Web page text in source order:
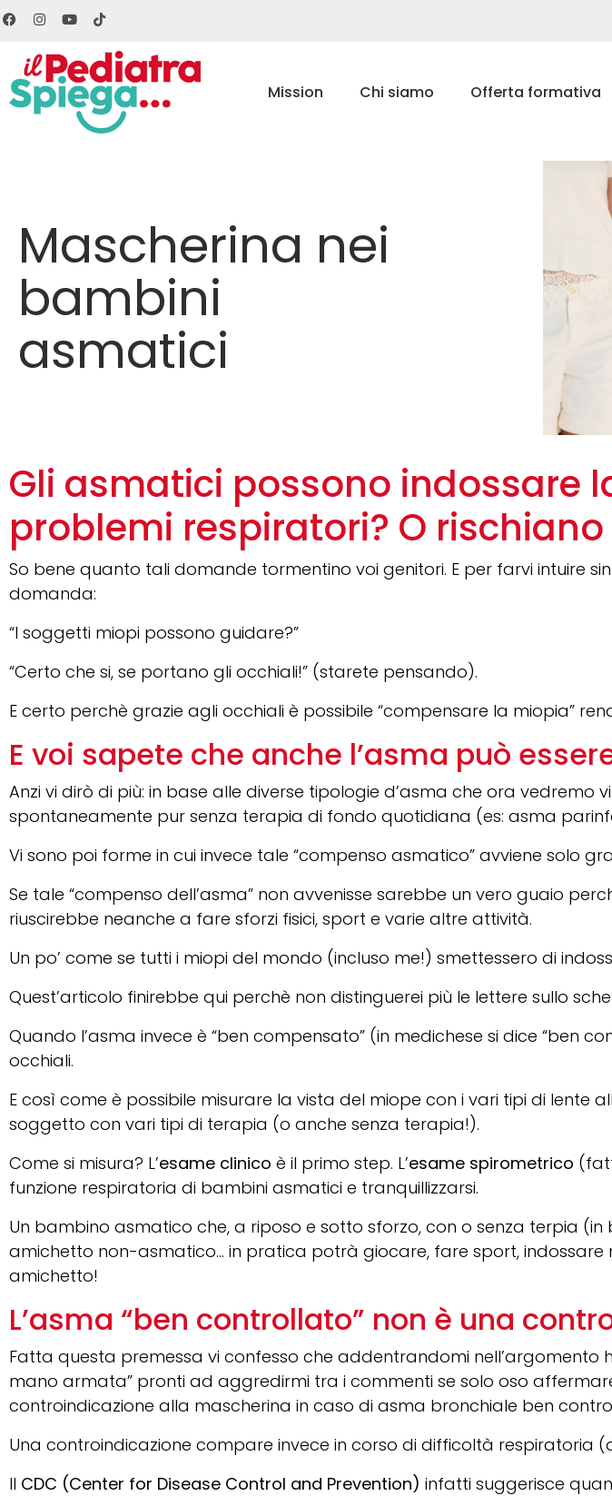
Mission Chi siamo Offerta formativa
Mascherina nei
bambini
asmatici
Gli asmatici possono indossare
problemi respiratori? O
So bene quanto tali domande tormentino voi genitori. E per farvi intuire
domanda:
“I soggetti miopi possono guidare?”
“Certo che si, se portano gli occhiali!” (starete pensando).
E certo perchè grazie agli occhiali è possibile “compensare la miopia”
E voi sapete che anche l’asma può
Anzi vi dirò di più: in base alle diverse tipologie d’asma che ora vedremo
spontaneamente pur senza terapia di fondo quotidiana (es: asma
Vi sono poi forme in cui invece tale “compenso asmatico” avviene solo
Se tale “compenso dell’asma” non avvenisse sarebbe un vero guaio
riuscirebbe neanche a fare sforzi fisici, sport e varie altre attività.
Un po’ come se tutti i miopi del mondo (incluso me!) smettessero di
Quest’articolo finirebbe qui perchè non distinguerei più le lettere sullo
Quando l’asma invece è “ben compensato” (in medichese si dice “ben
occhiali.
E così come è possibile misurare la vista del miope con i vari tipi di lente
soggetto con vari tipi di terapia (o anche senza terapia!).
Come si misura? L’esame clinico è il primo step. L’esame spirometrico
funzione respiratoria di bambini asmatici e tranquillizzarsi.
Un bambino asmatico che, a riposo e sotto sforzo, con o senza terpia
amichetto non-asmatico… in pratica potrà giocare, fare sport,
amichetto!
L’asma “ben controllato” non è una
Fatta questa premessa vi confesso che addentrandomi
mano armata” pronti ad aggredirmi tra i commenti se solo oso
controindicazione alla mascherina in caso di asma bronchiale ben
Una controindicazione compare invece in corso di difficoltà respiratoria
Il CDC (Center for Disease Control and Prevention) infatti suggerisce